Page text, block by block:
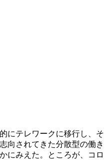
にテレワークに移行し、そ
向されてきた分散型の働き
にみえた。ところが、コロ